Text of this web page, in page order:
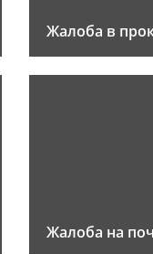
Жалоба в
Жалоба на